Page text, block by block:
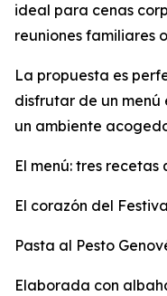
ideal para cenas
reuniones familiares
La propuesta es
disfrutar de un menú
un ambiente
El menú: tres recetas
El corazón del
Pasta al Pesto
Elaborada con